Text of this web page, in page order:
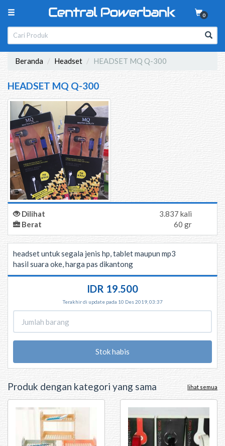
0
Beranda Headset HEADSET MQ Q-300
HEADSET MQ Q-300
Dilihat
3.837 kali
Berat
60 gr
headset untuk segala jenis hp, tablet maupun mp3
hasil suara oke, harga pas dikantong
IDR 19.500
Terakhir di update pada 10 Des 2019, 03:37
Stok habis
Produk dengan kategori yang sama lihat semua